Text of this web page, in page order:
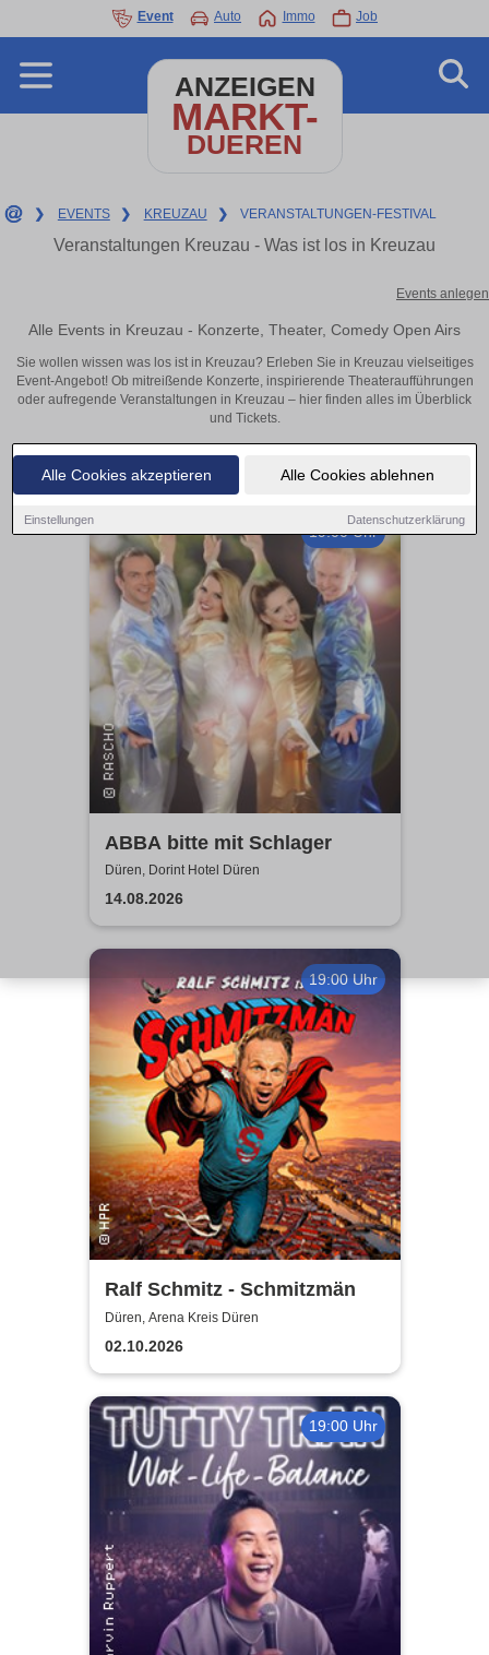
Alle Cookies akzeptieren Alle Cookies ablehnen
Einstellungen Datenschutzerklärung
Event Auto Immo Job
ANZEIGEN
MARKT-
DUEREN
❯ EVENTS ❯ KREUZAU ❯ VERANSTALTUNGEN-FESTIVAL
Veranstaltungen Kreuzau - Was ist los in Kreuzau
Events anlegen
Alle Events in Kreuzau - Konzerte, Theater, Comedy Open Airs
Sie wollen wissen was los ist in Kreuzau? Erleben Sie in Kreuzau vielseitiges
Event-Angebot! Ob mitreißende Konzerte, inspirierende Theateraufführungen
oder aufregende Veranstaltungen in Kreuzau – hier finden alles im Überblick
und Tickets.
19:00 Uhr
ABBA bitte mit Schlager
Düren, Dorint Hotel Düren
14.08.2026
19:00 Uhr
Ralf Schmitz - Schmitzmän
Düren, Arena Kreis Düren
02.10.2026
19:00 Uhr